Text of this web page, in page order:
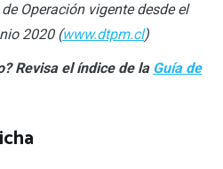
Operación vigente desde el
2020 (www.dtpm.cl)
Revisa el índice de la Guía de